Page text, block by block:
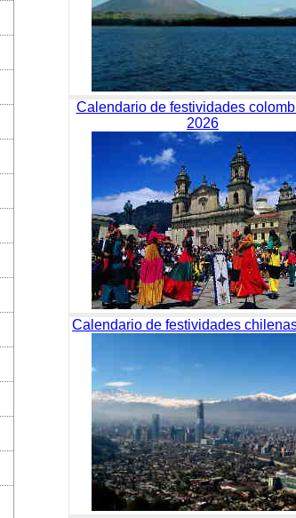
Calendario de festividades
2026
Calendario de festividades